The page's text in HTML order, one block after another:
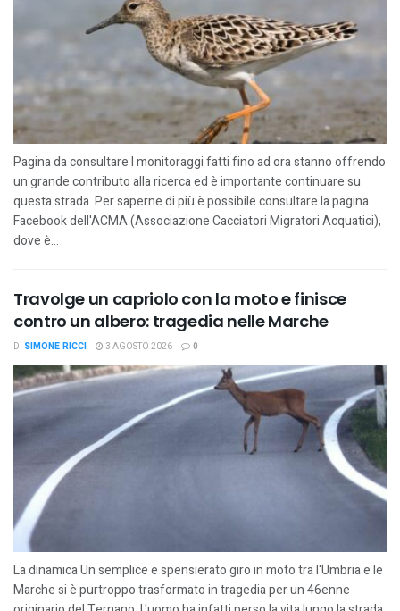
Pagina da consultare I monitoraggi fatti fino ad ora stanno offrendo
un grande contributo alla ricerca ed è importante continuare su
questa strada. Per saperne di più è possibile consultare la pagina
Facebook dell'ACMA (Associazione Cacciatori Migratori Acquatici),
dove è...
Travolge un capriolo con la moto e finisce
contro un albero: tragedia nelle Marche
DI SIMONE RICCI 3 AGOSTO 2026 0
La dinamica Un semplice e spensierato giro in moto tra l'Umbria e le
Marche si è purtroppo trasformato in tragedia per un 46enne